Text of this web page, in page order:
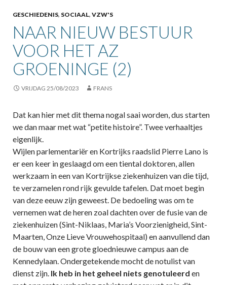
GESCHIEDENIS, SOCIAAL, VZW'S
NAAR NIEUW BESTUUR
VOOR HET AZ
GROENINGE (2)
VRIJDAG 25/08/2023 FRANS
Dat kan hier met dit thema nogal saai worden, dus starten
we dan maar met wat “petite histoire”. Twee verhaaltjes
eigenlijk.
Wijlen parlementariër en Kortrijks raadslid Pierre Lano is
er een keer in geslaagd om een tiental doktoren, allen
werkzaam in een van Kortrijkse ziekenhuizen van die tijd,
te verzamelen rond rijk gevulde tafelen. Dat moet begin
van deze eeuw zijn geweest. De bedoeling was om te
vernemen wat de heren zoal dachten over de fusie van de
ziekenhuizen (Sint-Niklaas, Maria’s Voorzienigheid, Sint-
Maarten, Onze Lieve Vrouwehospitaal) en aanvullend dan
de bouw van een grote gloednieuwe campus aan de
Kennedylaan. Ondergetekende mocht de notulist van
dienst zijn. Ik heb in het geheel niets genotuleerd en